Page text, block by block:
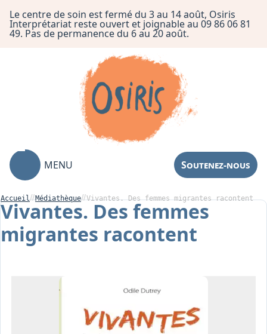
Le centre de soin est fermé du 3 au 14 août, Osiris
Interprétariat reste ouvert et joignable au 09 86 06 81
49. Pas de permanence du 6 au 20 août.
MENU Soutenez-nous
Association
Interprétariat
Accueil Médiathèque Vivantes. Des femmes migrantes racontent
Vivantes. Des femmes
migrantes racontent